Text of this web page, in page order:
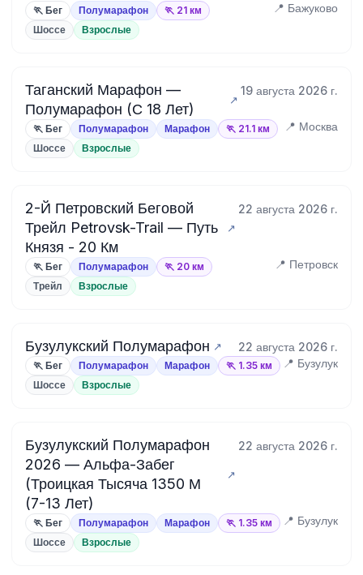
🏃 Бег Полумарафон 🏃 21 км 📍 Бажуково
Шоссе Взрослые
Таганский Марафон —
Полумарафон (С 18 Лет)
19 августа 2026 г.
🏃 Бег Полумарафон Марафон 🏃 21.1 км 📍 Москва
Шоссе Взрослые
2-Й Петровский Беговой
Трейл Petrovsk-Trail — Путь
Князя - 20 Км
22 августа 2026 г.
🏃 Бег Полумарафон 🏃 20 км 📍 Петровск
Трейл Взрослые
Бузулукский Полумарафон 22 августа 2026 г.
🏃 Бег Полумарафон Марафон 🏃 1.35 км 📍 Бузулук
Шоссе Взрослые
Бузулукский Полумарафон
2026 — Альфа-Забег
(Троицкая Тысяча 1350 М
(7-13 Лет)
22 августа 2026 г.
🏃 Бег Полумарафон Марафон 🏃 1.35 км 📍 Бузулук
Шоссе Взрослые